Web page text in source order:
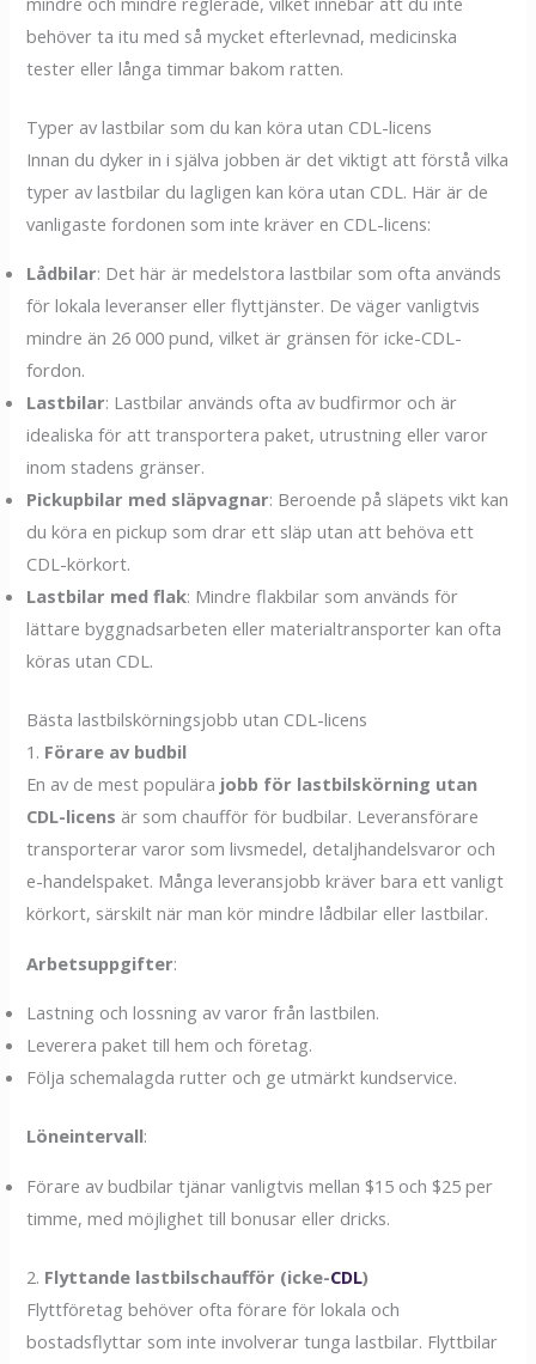
behöver ta itu med så mycket efterlevnad, medicinska
tester eller långa timmar bakom ratten.
Typer av lastbilar som du kan köra utan CDL-licens
Innan du dyker in i själva jobben är det viktigt att förstå vilka
typer av lastbilar du lagligen kan köra utan CDL. Här är de
vanligaste fordonen som inte kräver en CDL-licens:
Lådbilar: Det här är medelstora lastbilar som ofta används
för lokala leveranser eller flyttjänster. De väger vanligtvis
mindre än 26 000 pund, vilket är gränsen för icke-CDL-
fordon.
Lastbilar: Lastbilar används ofta av budfirmor och är
idealiska för att transportera paket, utrustning eller varor
inom stadens gränser.
Pickupbilar med släpvagnar: Beroende på släpets vikt kan
du köra en pickup som drar ett släp utan att behöva ett
CDL-körkort.
Lastbilar med flak: Mindre flakbilar som används för
lättare byggnadsarbeten eller materialtransporter kan ofta
köras utan CDL.
Bästa lastbilskörningsjobb utan CDL-licens
1. Förare av budbil
En av de mest populära jobb för lastbilskörning utan
CDL-licens är som chaufför för budbilar. Leveransförare
transporterar varor som livsmedel, detaljhandelsvaror och
e-handelspaket. Många leveransjobb kräver bara ett vanligt
körkort, särskilt när man kör mindre lådbilar eller lastbilar.
Arbetsuppgifter:
Lastning och lossning av varor från lastbilen.
Leverera paket till hem och företag.
Följa schemalagda rutter och ge utmärkt kundservice.
Löneintervall:
Förare av budbilar tjänar vanligtvis mellan $15 och $25 per
timme, med möjlighet till bonusar eller dricks.
2. Flyttande lastbilschaufför (icke-CDL)
Flyttföretag behöver ofta förare för lokala och
bostadsflyttar som inte involverar tunga lastbilar. Flyttbilar